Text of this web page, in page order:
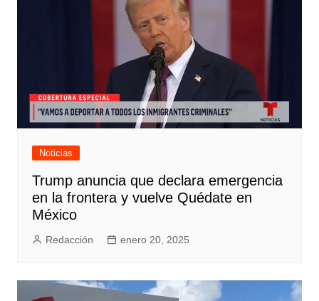
Noticias
Trump anuncia que declara emergencia
en la frontera y vuelve Quédate en
México
Redacción enero 20, 2025